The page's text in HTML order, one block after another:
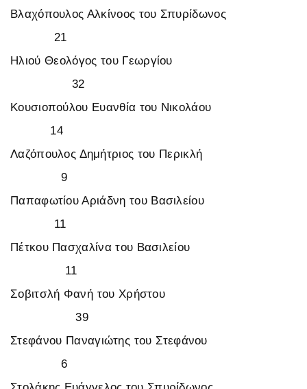
Βλαχόπουλος Αλκίνοος του Σπυρίδωνος
21
Ηλιού Θεολόγος του Γεωργίου
32
Κουσιοπούλου Ευανθία του Νικολάου
14
Λαζόπουλος Δημήτριος του Περικλή
9
Παπαφωτίου Αριάδνη του Βασιλείου
11
Πέτκου Πασχαλίνα του Βασιλείου
11
Σοβιτσλή Φανή του Χρήστου
39
Στεφάνου Παναγιώτης του Στεφάνου
6